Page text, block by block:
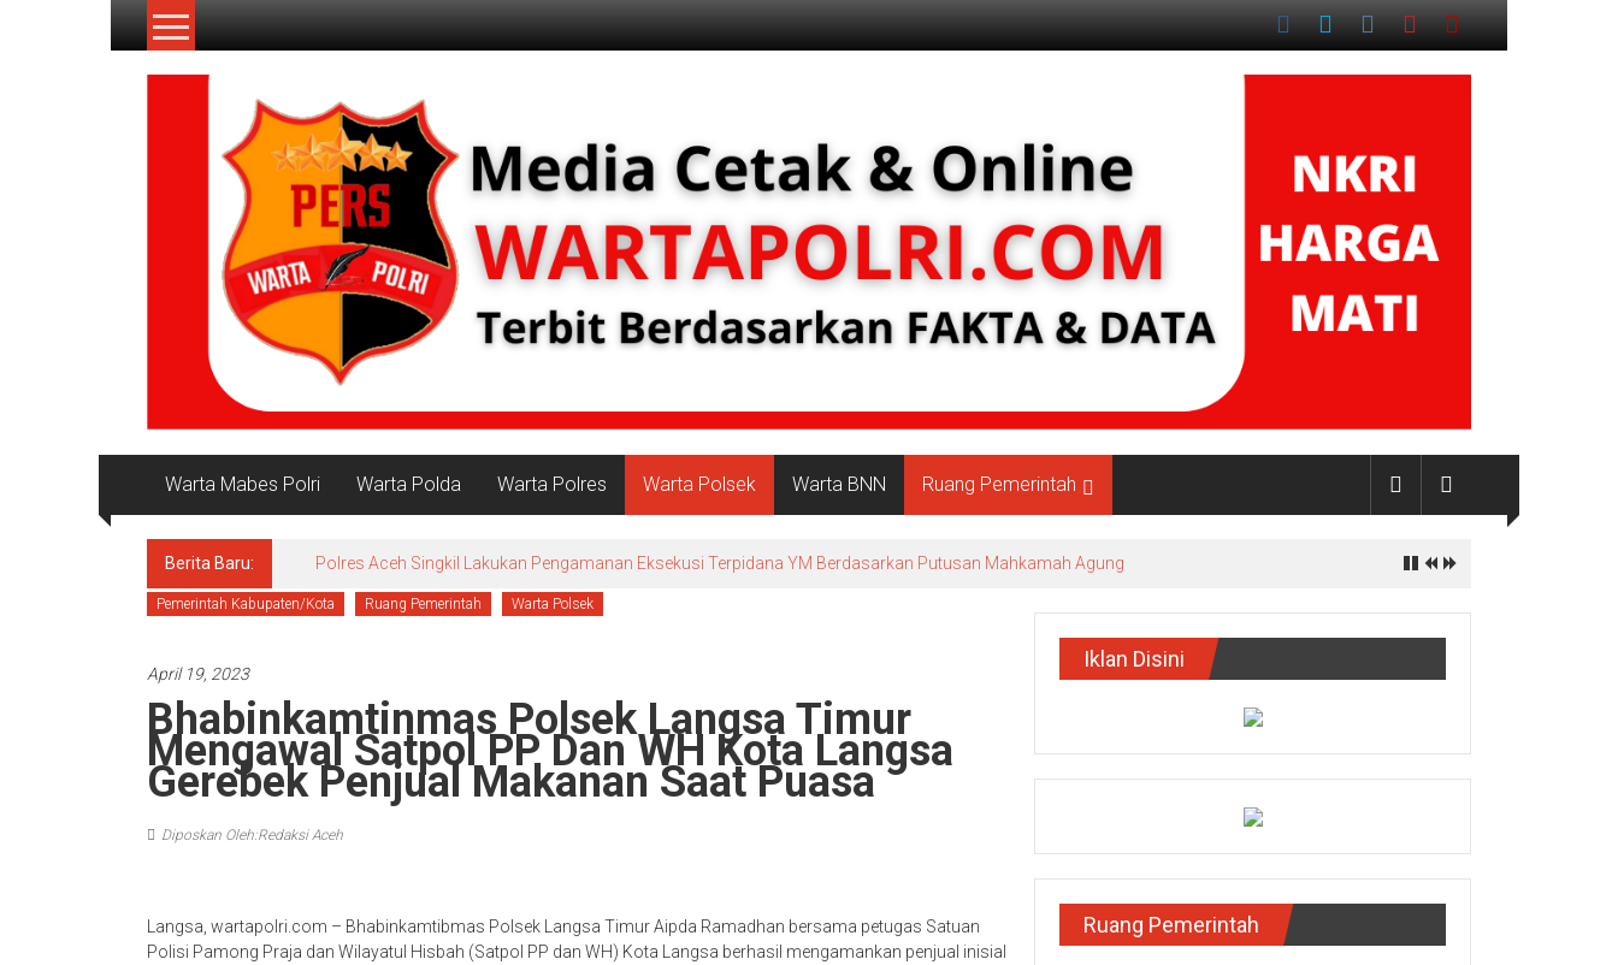
Lompat
Jurnalisme
Warta Mabes Polri Warta Polda Warta Polres Warta Polsek Warta BNN Ruang Pemerintah
Berita Baru: Polres Aceh Singkil Lakukan Pengamanan Eksekusi Terpidana YM Berdasarkan Putusan Mahkamah Agung
Pemerintah Kabupaten/Kota Ruang Pemerintah Warta Polsek
April 19, 2023
Bhabinkamtinmas Polsek Langsa Timur
Mengawal Satpol PP Dan WH Kota Langsa
Gerebek Penjual Makanan Saat Puasa
Diposkan Oleh:Redaksi Aceh
Langsa, wartapolri.com – Bhabinkamtibmas Polsek Langsa Timur Aipda Ramadhan bersama petugas Satuan
Polisi Pamong Praja dan Wilayatul Hisbah (Satpol PP dan WH) Kota Langsa berhasil mengamankan penjual inisial
Iklan Disini
Ruang Pemerintah